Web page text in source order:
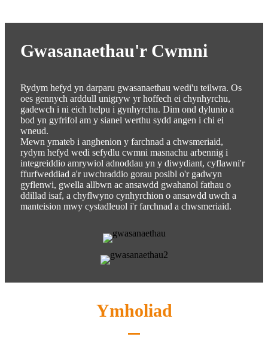
Gwasanaethau'r Cwmni
Rydym hefyd yn darparu gwasanaethau wedi'u teilwra. Os
oes gennych arddull unigryw yr hoffech ei chynhyrchu,
gadewch i ni eich helpu i gynhyrchu. Dim ond dylunio a
bod yn gyfrifol am y sianel werthu sydd angen i chi ei
wneud.
Mewn ymateb i anghenion y farchnad a chwsmeriaid,
rydym hefyd wedi sefydlu cwmni masnachu arbennig i
integreiddio amrywiol adnoddau yn y diwydiant, cyflawni'r
ffurfweddiad a'r uwchraddio gorau posibl o'r gadwyn
gyflenwi, gwella allbwn ac ansawdd gwahanol fathau o
ddillad isaf, a chyflwyno cynhyrchion o ansawdd uwch a
manteision mwy cystadleuol i'r farchnad a chwsmeriaid.
Ymholiad